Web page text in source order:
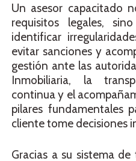
Un asesor capacitado
requisitos legales,
identificar
evitar sanciones y
gestión ante las
Inmobiliaria, la
continua y el
pilares fundamentales
cliente tome decisiones
Gracias a su sistema